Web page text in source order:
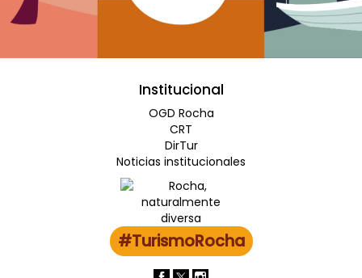
Institucional
OGD Rocha
CRT
DirTur
Noticias institucionales
#TurismoRocha